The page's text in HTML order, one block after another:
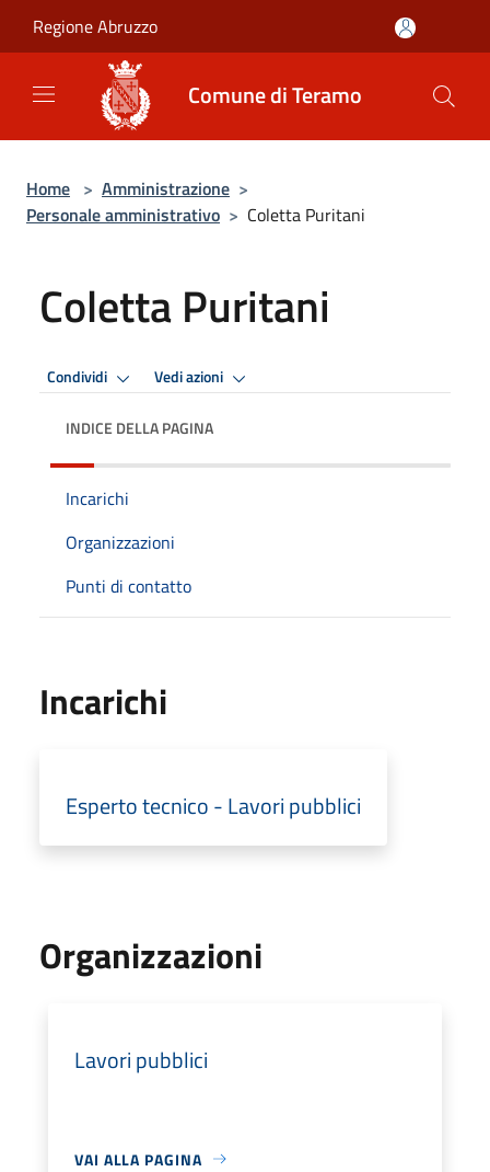
Regione Abruzzo
Comune di Teramo
Home > Amministrazione >
Personale amministrativo > Coletta Puritani
Coletta Puritani
Condividi Vedi azioni
INDICE DELLA PAGINA
Incarichi
Organizzazioni
Punti di contatto
Incarichi
Esperto tecnico - Lavori pubblici
Organizzazioni
Lavori pubblici
VAI ALLA PAGINA